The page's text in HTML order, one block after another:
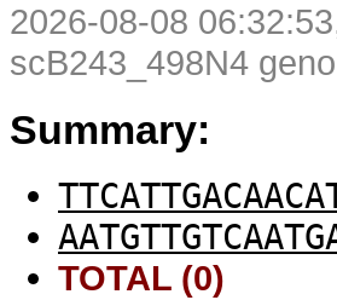
2026-08-08
scB243_498N4
Summary:
TOTAL (0)